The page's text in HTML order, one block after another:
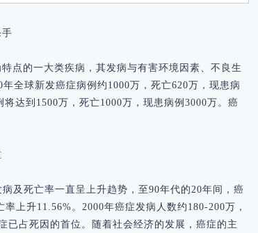
手
点的一大类疾病，其发病与有害环境因素、不良生
全球新发癌症病例约1000万，死亡620万，现患病
达到1500万，死亡1000万，现患病例3000万。癌
及死亡率一直呈上升趋势，至90年代的20年间，癌
上升11.56%。2000年癌症发病人数约180-200万，
已占死因的首位。随着社会经济的发展，癌症的主